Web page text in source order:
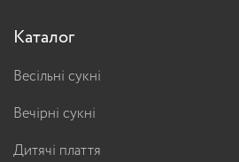
Каталог
Весільні сукні
Вечірні сукні
Дитячі плаття